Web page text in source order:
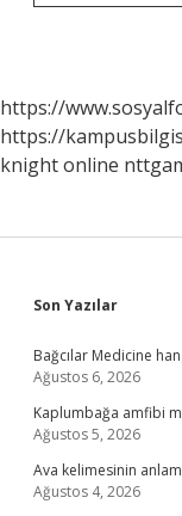
https://
https://
knight online
Sidebar
Son Yazılar
Bağcılar Medicine
Ağustos 6, 2026
Kaplumbağa amfibi
Ağustos 5, 2026
Ava kelimesinin
Ağustos 4, 2026